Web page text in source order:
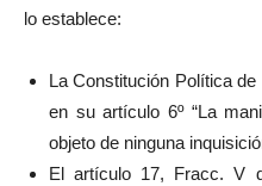
lo establece:
La Constitución Política
en su artículo 6º “La
objeto de ninguna
El artículo 17, Fracc. V